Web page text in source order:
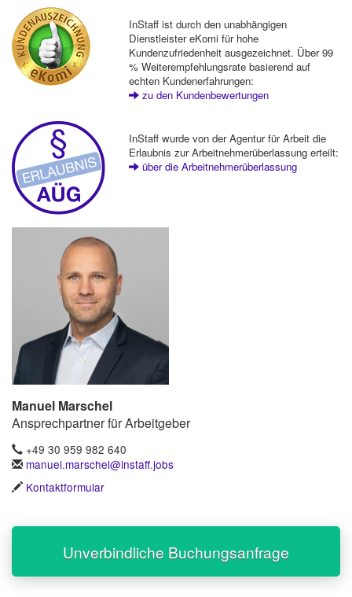
InStaff ist durch den unabhängigen
Dienstleister eKomi für hohe
Kundenzufriedenheit ausgezeichnet. Über 99
% Weiterempfehlungsrate basierend auf
echten Kundenerfahrungen:
zu den Kundenbewertungen
InStaff wurde von der Agentur für Arbeit die
Erlaubnis zur Arbeitnehmerüberlassung erteilt:
über die Arbeitnehmerüberlassung
Manuel Marschel
Ansprechpartner für Arbeitgeber
+49 30 959 982 640
manuel.marschel@instaff.jobs
Kontaktformular
Unverbindliche Buchungsanfrage